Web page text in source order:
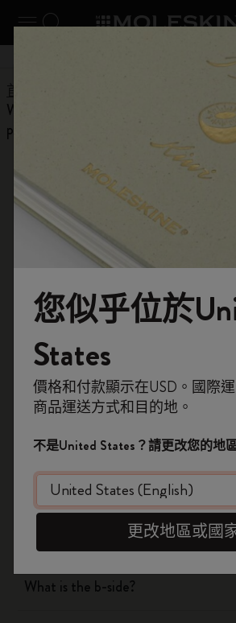
切換導航
搜尋網站
購物滿 港幣 399元 即享免費
單
Why aren't hours marked on Sundays in
planners?
返回常見問題解答
Why aren't hours marked on
in Moleskine daily planners?
我們的每日計劃表沒有包含週日的小
格。
Notebooks
What are the covers of Moleskine
Planners made of?
What are the features of Moleskine
What is the b-side?
即刻登記，首次落單用
WELCOME10，即享 9折
開番個 Moleskine 帳戶，拎盡
員福利，同埋更多靈
加入成為會員！
您似乎位於
States
價格和付款顯示在USD。國際
商品運送方式和目的地。
不是United States？請更改您的地
更改地區或國